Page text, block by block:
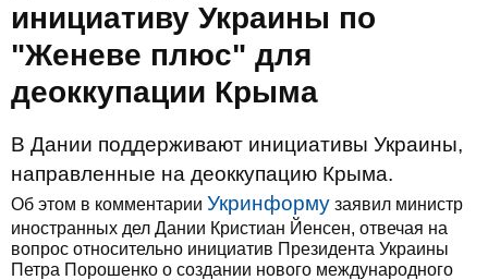
инициативу Украины по
"Женеве плюс" для
деоккупации Крыма
В Дании поддерживают инициативы Украины,
направленные на деоккупацию Крыма.
Об этом в комментарии Укринформу заявил министр
иностранных дел Дании Кристиан Йенсен, отвечая на
вопрос относительно инициатив Президента Украины
Петра Порошенко о создании нового международного